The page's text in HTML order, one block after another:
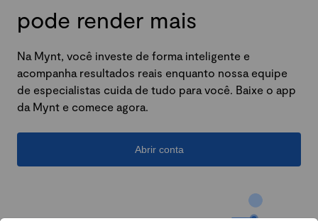
pode render mais
Na Mynt, você investe de forma inteligente e
acompanha resultados reais enquanto nossa equipe
de especialistas cuida de tudo para você. Baixe o app
da Mynt e comece agora.
Abrir conta